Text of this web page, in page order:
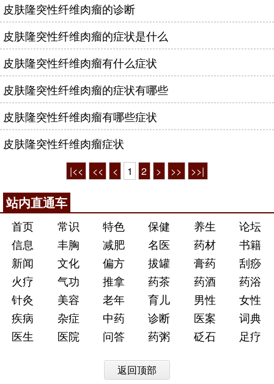
皮肤隆突性纤维肉瘤的诊断
皮肤隆突性纤维肉瘤的症状是什么
皮肤隆突性纤维肉瘤有什么症状
皮肤隆突性纤维肉瘤的症状有哪些
皮肤隆突性纤维肉瘤有哪些症状
皮肤隆突性纤维肉瘤症状
|<< << < 1 2 > >> >>|
站内直通车
首页 常识 特色 保健 养生
论坛
信息
丰胸 减肥 名医 药材
书籍
新闻
文化 偏方 拔罐 膏药
刮痧
火疗
气功 推拿 药茶 药酒
药浴
针灸
美容 老年 育儿 男性
女性
疾病
杂症 中药 诊断 医案
词典
医生
医院 问答 药粥 砭石 足疗
返回顶部